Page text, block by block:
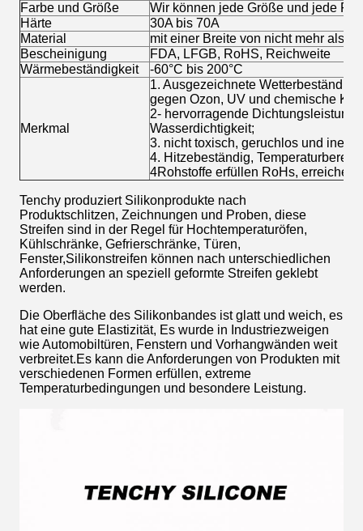
Farbe und Größe
Wir können jede Größe und jede
Härte
30A bis 70A
Material
mit einer Breite von nicht mehr als
Bescheinigung
FDA, LFGB, RoHS, Reichweite
Wärmebeständigkeit
-60°C bis 200°C
Merkmal
1. Ausgezeichnete
gegen Ozon, UV und chemische
2- hervorragende
Wasserdichtigkeit;
3. nicht toxisch, geruchlos und inert
4. Hitzebeständig,
4Rohstoffe erfüllen RoHs, erreichen
Tenchy produziert Silikonprodukte nach
Produktschlitzen, Zeichnungen und Proben, diese
Streifen sind in der Regel für Hochtemperaturöfen,
Kühlschränke, Gefrierschränke, Türen,
Fenster,Silikonstreifen können nach unterschiedlichen
Anforderungen an speziell geformte Streifen geklebt
werden.
Die Oberfläche des Silikonbandes ist glatt und weich, es
hat eine gute Elastizität, Es wurde in Industriezweigen
wie Automobiltüren, Fenstern und Vorhangwänden weit
verbreitet.Es kann die Anforderungen von Produkten mit
verschiedenen Formen erfüllen, extreme
Temperaturbedingungen und besondere Leistung.